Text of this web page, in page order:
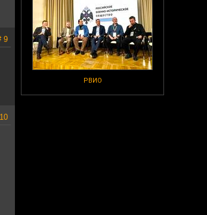
РВИО
9